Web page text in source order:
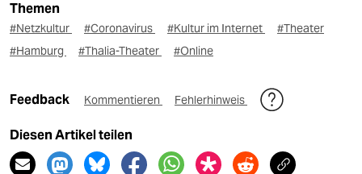
Themen
#Netzkultur #Coronavirus #Kultur im Internet
#Theater
#Hamburg
#Thalia-Theater #Online
Feedback Kommentieren Fehlerhinweis
Diesen Artikel teilen